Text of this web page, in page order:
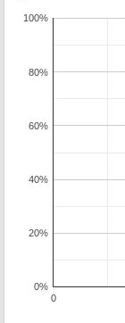
0
0%
20%
40%
60%
80%
100%